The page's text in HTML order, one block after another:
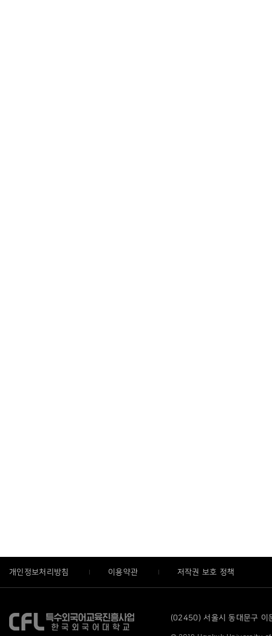
개인정보처리방침 이용약관 저작권 보호 정책
(02450) 서울시 동대문구